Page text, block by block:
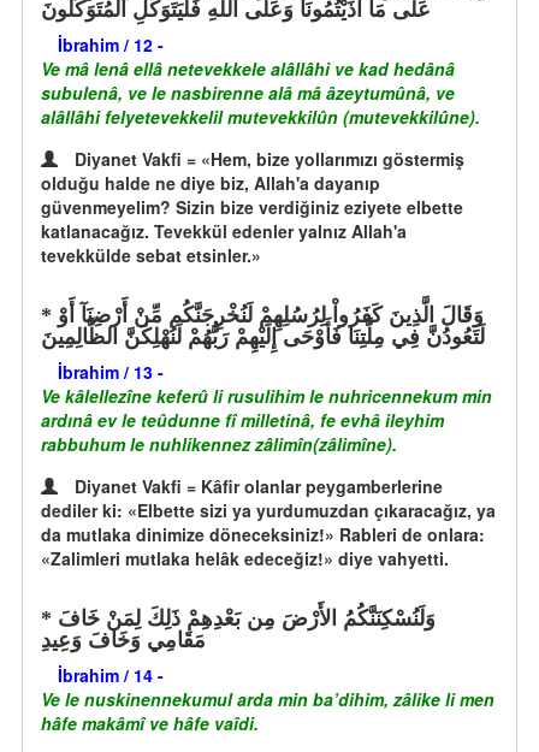
عَلَى مَا آذَيْتُمُونَا وَعَلَى اللّهِ فَلْيَتَوَكَّلِ الْمُتَوَكِّلُونَ
İbrahim / 12 -
Ve mâ lenâ ellâ netevekkele alâllâhi ve kad hedânâ
subulenâ, ve le nasbirenne alâ mâ âzeytumûnâ, ve
alâllâhi felyetevekkelil mutevekkilûn (mutevekkilûne).
Diyanet Vakfi = «Hem, bize yollarımızı göstermiş
olduğu halde ne diye biz, Allah'a dayanıp
güvenmeyelim? Sizin bize verdiğiniz eziyete elbette
katlanacağız. Tevekkül edenler yalnız Allah'a
tevekkülde sebat etsinler.»
لَتَعُودُنَّ فِي مِلَّتِنَا فَأَوْحَى إِلَيْهِمْ رَبُّهُمْ لَنُهْلِكَنَّ الظَّالِمِينَ
İbrahim / 13 -
Ve kâlellezîne keferû li rusulihim le nuhricennekum min
ardınâ ev le teûdunne fî milletinâ, fe evhâ ileyhim
rabbuhum le nuhlikennez zâlimîn(zâlimîne).
Diyanet Vakfi = Kâfir olanlar peygamberlerine
dediler ki: «Elbette sizi ya yurdumuzdan çıkaracağız, ya
da mutlaka dinimize döneceksiniz!» Rableri de onlara:
«Zalimleri mutlaka helâk edeceğiz!» diye vahyetti.
مَقَامِي وَخَافَ وَعِيدِ
İbrahim / 14 -
Ve le nuskinennekumul arda min ba’dihim, zâlike li men
hâfe makâmî ve hâfe vaîdi.